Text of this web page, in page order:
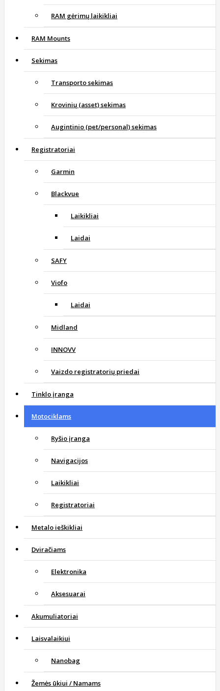
RAM gėrimų laikikliai
RAM Mounts
Sekimas
Transporto sekimas
Krovinių (asset) sekimas
Augintinio (pet/personal) sekimas
Registratoriai
Garmin
Blackvue
Laikikliai
Laidai
SAFY
Viofo
Laidai
Midland
INNOVV
Vaizdo registratorių priedai
Tinklo įranga
Motociklams
Ryšio įranga
Navigacijos
Laikikliai
Registratoriai
Metalo ieškikliai
Dviračiams
Elektronika
Aksesuarai
Akumuliatoriai
Laisvalaikiui
Nanobag
Žemės ūkiui / Namams